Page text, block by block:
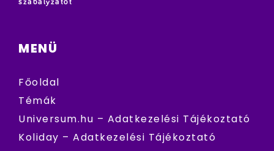
MENÜ
Főoldal
Témák
Universum.hu – Adatkezelési Tájékoztató
Koliday – Adatkezelési Tájékoztató